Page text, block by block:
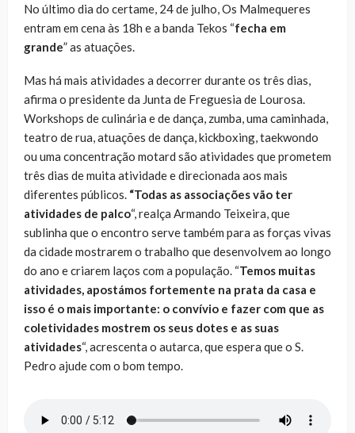
No último dia do certame, 24 de julho, Os Malmequeres
entram em cena às 18h e a banda Tekos “fecha em
grande” as atuações.
Mas há mais atividades a decorrer durante os três dias,
afirma o presidente da Junta de Freguesia de Lourosa.
Workshops de culinária e de dança, zumba, uma caminhada,
teatro de rua, atuações de dança, kickboxing, taekwondo
ou uma concentração motard são atividades que prometem
três dias de muita atividade e direcionada aos mais
diferentes públicos. “Todas as associações vão ter
atividades de palco“, realça Armando Teixeira, que
sublinha que o encontro serve também para as forças vivas
da cidade mostrarem o trabalho que desenvolvem ao longo
do ano e criarem laços com a população. “Temos muitas
atividades, apostámos fortemente na prata da casa e
isso é o mais importante: o convívio e fazer com que as
coletividades mostrem os seus dotes e as suas
atividades“, acrescenta o autarca, que espera que o S.
Pedro ajude com o bom tempo.